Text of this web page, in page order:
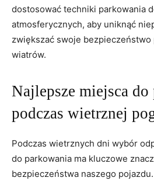
dostosować techniki parkowania
atmosferycznych, aby uniknąć⁣
zwiększać swoje bezpieczeństwo
wiatrów.
Najlepsze miejsca
podczas wietrznej
Podczas ‌wietrznych dni wybór
do parkowania ⁣ma kluczowe
bezpieczeństwa⁢ naszego